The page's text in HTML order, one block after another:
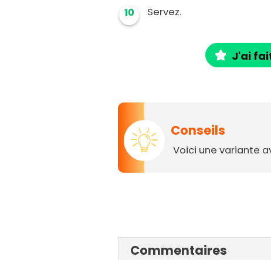
10 Servez.
J'ai
Conseils
Voici une variante
Commentaires